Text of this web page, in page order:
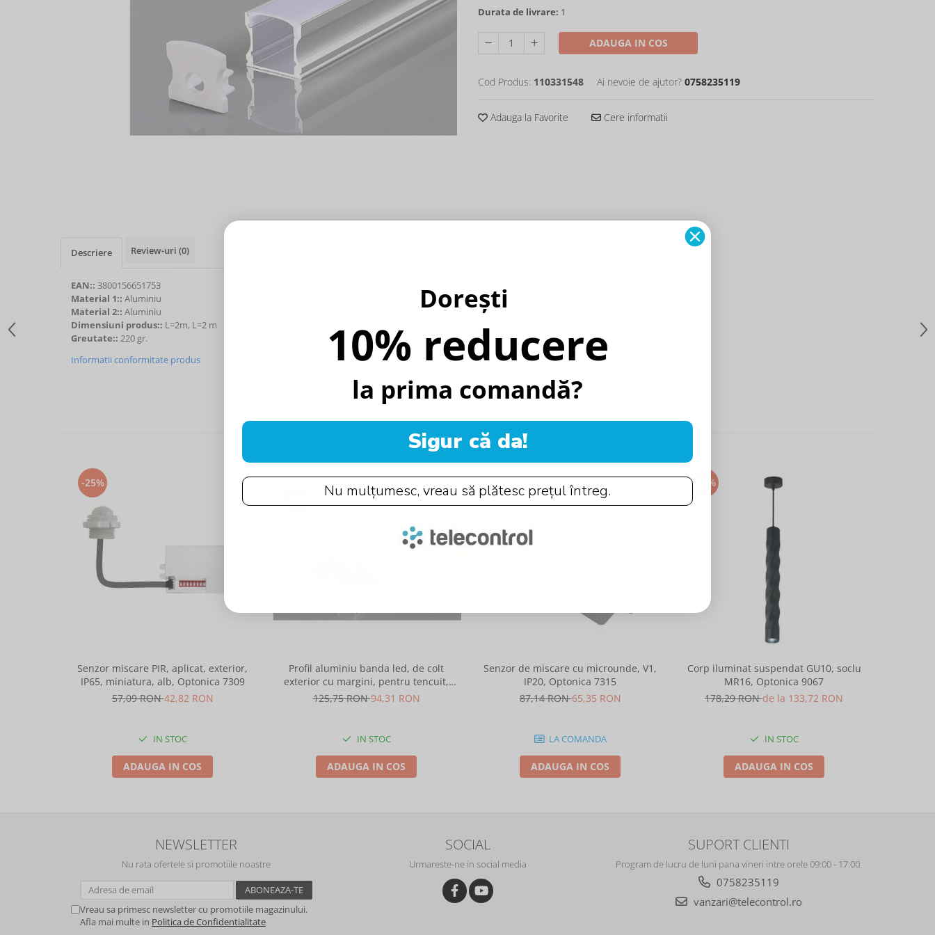
Durata de livrare: 1
ADAUGA IN COS
Cod Produs: 110331548 Ai nevoie de ajutor? 0758235119
Adauga la Favorite Cere informatii
Descriere Review-uri (0)
EAN:: 3800156651753
Material 1:: Aluminiu
Material 2:: Aluminiu
Dimensiuni produs:: L=2m, L=2 m
Greutate:: 220 gr.
Informatii conformitate produs
PRODUSE SIMILARE
-25%
Senzor miscare PIR, aplicat, exterior,
IP65, miniatura, alb, Optonica 7309
57,09 RON42,82 RON
IN STOC
ADAUGA IN COS
Profil aluminiu banda led, de colt
exterior cu margini, pentru tencuit,
lungime 2m, culoare gri natur, Optonica
125,75 RON94,31 RON
IN STOC
ADAUGA IN COS
-25%
Senzor de miscare cu microunde, V1,
IP20, Optonica 7315
87,14 RON65,35 RON
LA COMANDA
ADAUGA IN COS
-25%
Corp iluminat suspendat GU10, soclu
MR16, Optonica 9067
178,29 RONde la 133,72 RON
IN STOC
ADAUGA IN COS
NEWSLETTER
Nu rata ofertele si promotiile noastre
Vreau sa primesc newsletter cu promotiile magazinului.
Afla mai multe in Politica de Confidentialitate
SOCIAL
Urmareste-ne in social media
SUPORT CLIENTI
Program de lucru de luni pana vineri intre orele 09:00 - 17:00.
0758235119
vanzari@telecontrol.ro
Dorești
10% reducere
la prima comandă?
Sigur că da!
Nu mulțumesc, vreau să plătesc prețul întreg.